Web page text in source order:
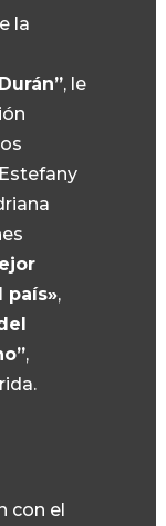
la
, le
país»,
,
con el